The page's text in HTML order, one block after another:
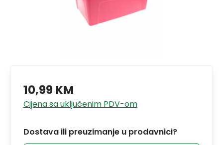
10,99 KM
Cijena sa uključenim PDV-om
Dostava ili preuzimanje u prodavnici?